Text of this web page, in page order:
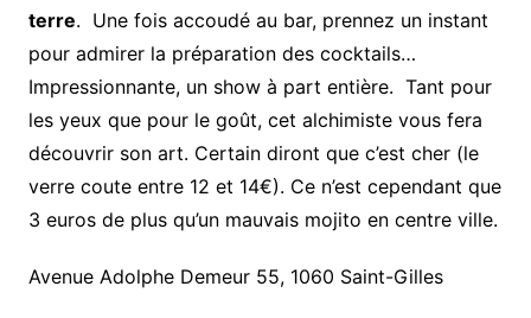
terre. Une fois accoudé au bar, prennez un instant
pour admirer la préparation des cocktails…
Impressionnante, un show à part entière. Tant pour
les yeux que pour le goût, cet alchimiste vous fera
découvrir son art. Certain diront que c’est cher (le
verre coute entre 12 et 14€). Ce n’est cependant que
3 euros de plus qu’un mauvais mojito en centre ville.
Avenue Adolphe Demeur 55, 1060 Saint-Gilles